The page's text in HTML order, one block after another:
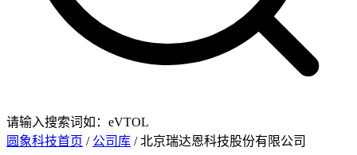
请输入搜索词如：eVTOL
圆象科技首页 / 公司库 / 北京瑞达恩科技股份有限公司